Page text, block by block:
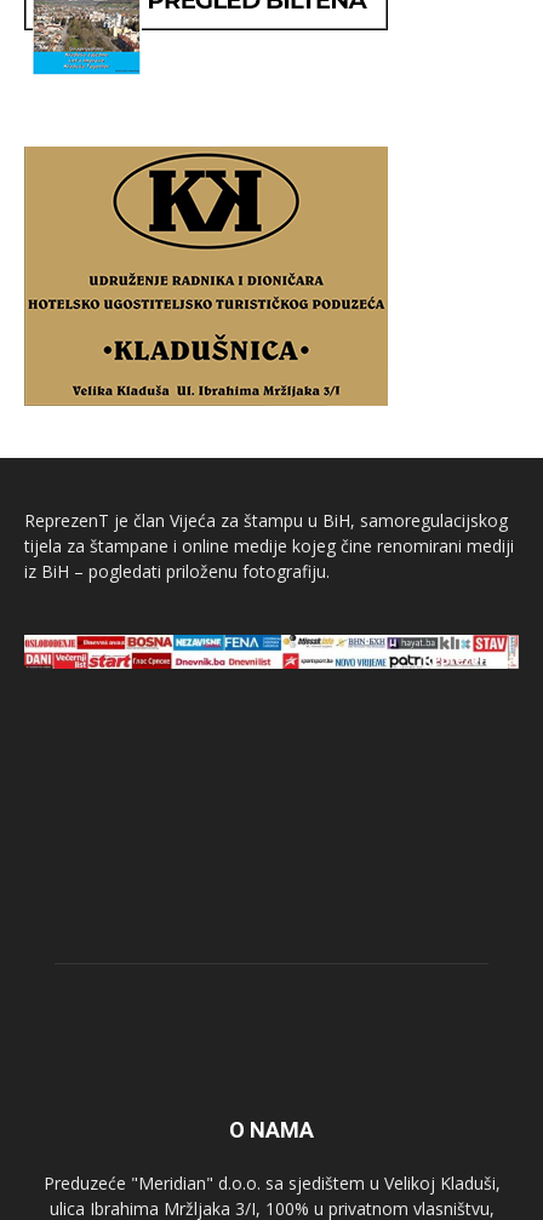
ReprezenT je član Vijeća za štampu u BiH, samoregulacijskog
tijela za štampane i online medije kojeg čine renomirani mediji
iz BiH – pogledati priloženu fotografiju.
O NAMA
Preduzeće "Meridian" d.o.o. sa sjedištem u Velikoj Kladuši,
ulica Ibrahima Mržljaka 3/I, 100% u privatnom vlasništvu,